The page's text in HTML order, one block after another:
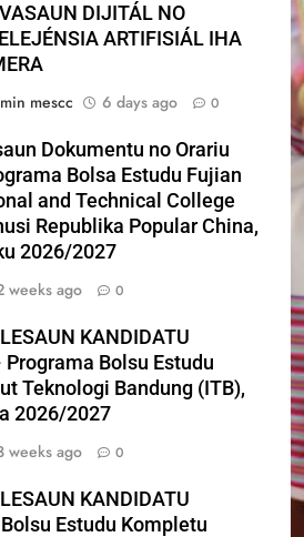
DIJITÁL NO
ARTIFISIÁL IHA
mescc
6 days ago 0
Dokumentu no Orariu
Bolsa Estudu Fujian
and Technical College
Republika Popular China,
2026/2027
weeks ago 0
KANDIDATU
Programa Bolsu Estudu
Teknologi Bandung (ITB),
2026/2027
weeks ago 0
KANDIDATU
Bolsu Estudu Kompletu